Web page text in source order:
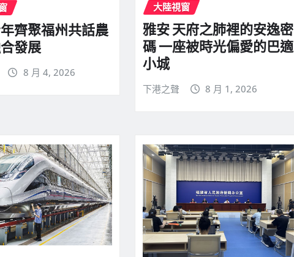
齊聚福州共話農
發展
8 月 4, 2026
大陸視窗
雅安 天府之肺裡的安逸密
碼 一座被時光偏愛的巴適
小城
下港之聲 8 月 1, 2026